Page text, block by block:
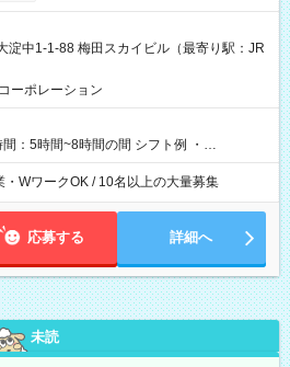
淀中1-1-88 梅田スカイビル（最寄り駅：JR
ーポレーション
：5時間~8時間の間 シフト例 ・
時間 ・9:30~14:30 実働5時間 ・
時間
・WワークOK / 10名以上の大量募集
応募する 詳細へ
未読